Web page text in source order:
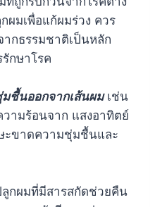
ผมเพื่อแก้ผมร่วง ควร
ากธรรมชาติเป็นหลัก
กษาโรค
ชื้นออกจากเส้นผมเช่น
วามร้อนจาก แสงอาทิตย์
ะขาดความชุ่มชื้นและ
ลูกผมที่มีสารสกัดช่วยคืน